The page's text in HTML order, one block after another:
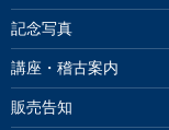
記念写真
講座・稽古案内
販売告知